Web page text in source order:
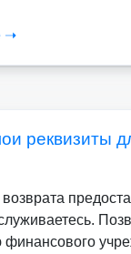
➝
реквизиты
финансового